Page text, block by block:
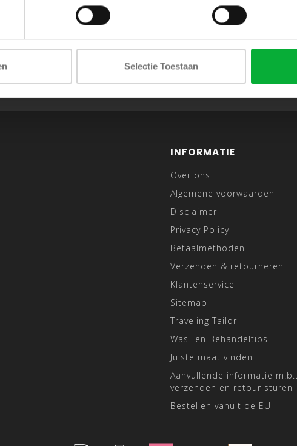
Selectie Toestaan
INFORMATIE
Over ons
Algemene voorwaarden
Disclaimer
Privacy Policy
Betaalmethoden
Verzenden & retourneren
Klantenservice
Sitemap
Traveling Tailor
Was- en Behandeltips
Juiste maat vinden
Aanvullende informatie
verzenden en retour sturen
Bestellen vanuit de EU